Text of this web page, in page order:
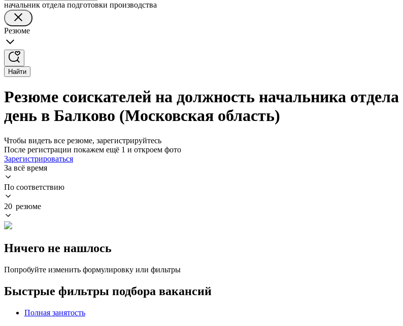
начальник отдела подготовки производства
Резюме
Найти
Резюме соискателей на должность начальника
день в Балково (Московская область)
Чтобы видеть все резюме, зарегистрируйтесь
После регистрации покажем ещё 1 и откроем фото
Зарегистрироваться
За всё время
По соответствию
20 резюме
Ничего не нашлось
Попробуйте изменить формулировку или фильтры
Быстрые фильтры подбора вакансий
Полная занятость